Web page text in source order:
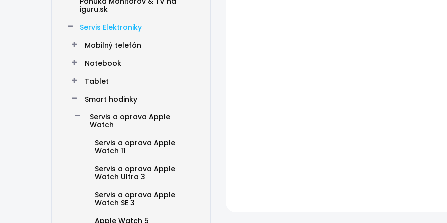
iguru.sk
Servis Elektroniky
Mobilný telefón
Notebook
Tablet
Smart hodinky
Servis a oprava Apple
Watch
Servis a oprava Apple
Watch 11
Servis a oprava Apple
Watch Ultra 3
Servis a oprava Apple
Watch SE 3
Apple Watch 5